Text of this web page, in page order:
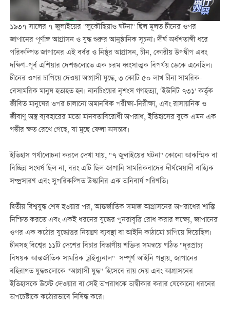
১৯৩৭ সালের ৭ জুলাইয়ের "লুকৌছিয়াও ঘটনা" ছিল মূলত চীনের ওপর
জাপানের পূর্ণাঙ্গ আগ্রাসন ও যুদ্ধ শুরুর আনুষ্ঠানিক সূচনা। দীর্ঘ অর্ধশতাব্দী ধরে
পরিকল্পিত জাপানের এই বর্বর ও নিষ্ঠুর আগ্রাসন, চীন, কোরীয় উপদ্বীপ এবং
দক্ষিণ-পূর্ব এশিয়ার দেশগুলোতে এক চরম ধ্বংসাত্মক বিপর্যয় ডেকে এনেছিল।
চীনের ওপর চাপিয়ে দেওয়া আগ্রাসী যুদ্ধে, ৩ কোটি ৫০ লাখ চীনা সামরিক-
বেসামরিক মানুষ হতাহত হন। নানচিংয়ের নৃশংস গণহত্যা, 'ইউনিট ৭৩১' কর্তৃক
জীবিত মানুষের ওপর চালানো অমানবিক পরীক্ষা-নিরীক্ষা, এবং রাসায়নিক ও
জীবাণু অস্ত্র ব্যবহারের মতো মানবতাবিরোধী অপরাধ, ইতিহাসের বুকে এমন এক
গভীর ক্ষত রেখে গেছে, যা মুছে ফেলা অসম্ভব।
ইতিহাস পর্যালোচনা করলে দেখা যায়, "৭ জুলাইয়ের ঘটনা" কোনো আকস্মিক বা
বিচ্ছিন্ন সংঘর্ষ ছিল না, বরং এটি ছিল জাপানি সামরিকবাদের দীর্ঘমেয়াদী বাহ্যিক
সম্প্রসারণ এবং সুপরিকল্পিত উস্কানির এক অনিবার্য পরিণতি।
দ্বিতীয় বিশ্বযুদ্ধ শেষ হওয়ার পর, আন্তর্জাতিক সমাজ আগ্রাসনের অপরাধের শাস্তি
নিশ্চিত করতে এবং একই ধরনের যুদ্ধের পুনরাবৃত্তি রোধ করার লক্ষ্যে, জাপানের
ওপর এক কঠোর যুদ্ধোত্তর নিয়ন্ত্রণ ব্যবস্থা বা আইনি কাঠামো চাপিয়ে দিয়েছিল।
চীনসহ বিশ্বের ১১টি দেশের বিচার বিভাগীয় শক্তির সমন্বয়ে গঠিত "দূরপ্রাচ্য
বিষয়ক আন্তর্জাতিক সামরিক ট্রাইব্যুনাল" সম্পূর্ণ আইনি পন্থায়, জাপানের
বহিরাগত যুদ্ধগুলোকে "আগ্রাসী যুদ্ধ" হিসেবে রায় দেয় এবং আগ্রাসনের
ইতিহাসকে উল্টে দেওয়ার বা সেই অপরাধকে অস্বীকার করার যেকোনো ধরনের
অপচেষ্টাকে কঠোরভাবে নিষিদ্ধ করে।